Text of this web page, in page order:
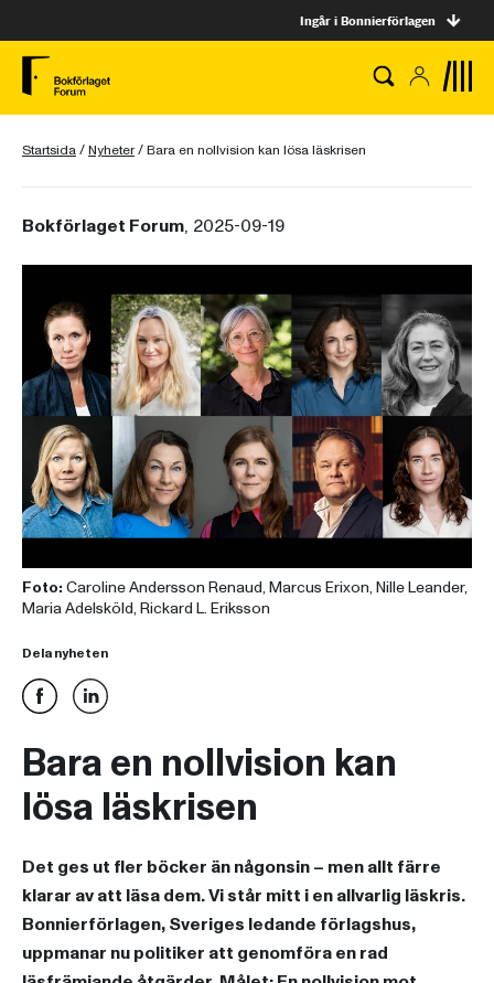
Ingår i Bonnierförlagen
Startsida/Nyheter/Bara en nollvision kan lösa läskrisen
Bokförlaget Forum, 2025-09-19
Foto: Caroline Andersson Renaud, Marcus Erixon, Nille Leander,
Maria Adelsköld, Rickard L. Eriksson
Dela nyheten
Bara en nollvision kan
lösa läskrisen
Det ges ut fler böcker än någonsin – men allt färre
klarar av att läsa dem. Vi står mitt i en allvarlig läskris.
Bonnierförlagen, Sveriges ledande förlagshus,
uppmanar nu politiker att genomföra en rad